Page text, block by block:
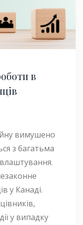
в
вимушено
з багатьма
у Канаді.
у випадку